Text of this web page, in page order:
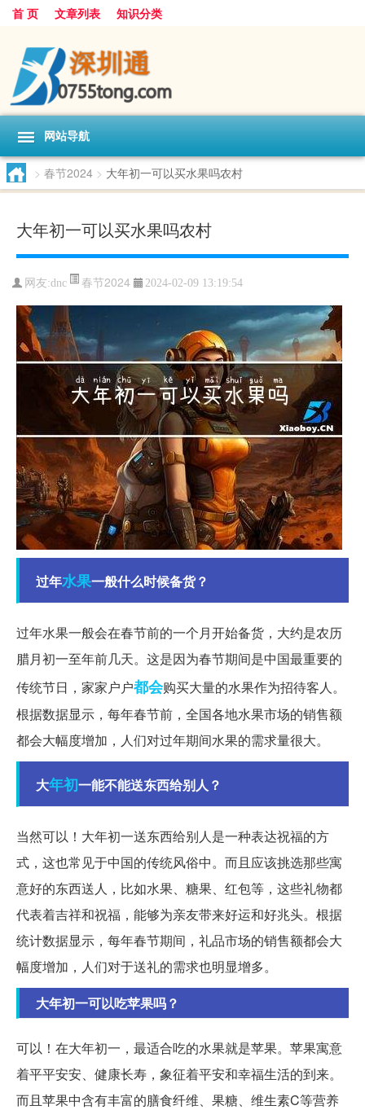
首 页 文章列表 知识分类
网站导航
> 春节2024 > 大年初一可以买水果吗农村
大年初一可以买水果吗农村
网友:dnc 春节2024 2024-02-09 13:19:54
过年水果一般什么时候备货？
过年水果一般会在春节前的一个月开始备货，大约是农历
腊月初一至年前几天。这是因为春节期间是中国最重要的
传统节日，家家户户都会购买大量的水果作为招待客人。
根据数据显示，每年春节前，全国各地水果市场的销售额
都会大幅度增加，人们对过年期间水果的需求量很大。
大年初一能不能送东西给别人？
当然可以！大年初一送东西给别人是一种表达祝福的方
式，这也常见于中国的传统风俗中。而且应该挑选那些寓
意好的东西送人，比如水果、糖果、红包等，这些礼物都
代表着吉祥和祝福，能够为亲友带来好运和好兆头。根据
统计数据显示，每年春节期间，礼品市场的销售额都会大
幅度增加，人们对于送礼的需求也明显增多。
大年初一可以吃苹果吗？
可以！在大年初一，最适合吃的水果就是苹果。苹果寓意
着平平安安、健康长寿，象征着平安和幸福生活的到来。
而且苹果中含有丰富的膳食纤维、果糖、维生素C等营养